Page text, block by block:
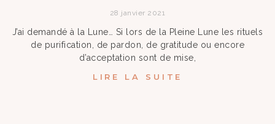
28 janvier 2021
J’ai demandé à la Lune… Si lors de la Pleine Lune les rituels
de purification, de pardon, de gratitude ou encore
d’acceptation sont de mise,
LIRE LA SUITE